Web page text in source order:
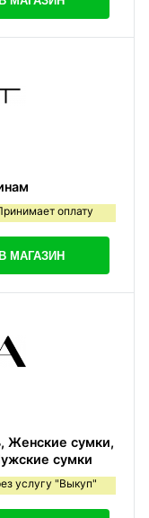
оплату
МАГАЗИН
Женские сумки,
сумки
услугу "Выкуп"